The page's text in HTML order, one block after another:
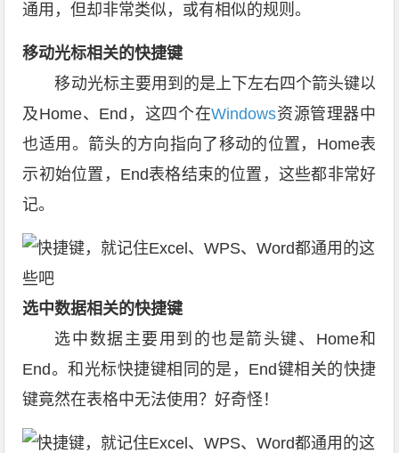
通用，但却非常类似，或有相似的规则。
移动光标相关的快捷键
移动光标主要用到的是上下左右四个箭头键以
及Home、End，这四个在Windows资源管理器中
也适用。箭头的方向指向了移动的位置，Home表
示初始位置，End表格结束的位置，这些都非常好
记。
选中数据相关的快捷键
选中数据主要用到的也是箭头键、Home和
End。和光标快捷键相同的是，End键相关的快捷
键竟然在表格中无法使用？好奇怪！